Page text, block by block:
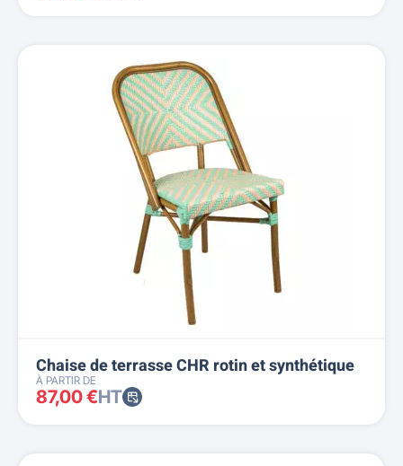
Chaise de terrasse CHR rotin et synthétique
À PARTIR DE
87,00 €HT